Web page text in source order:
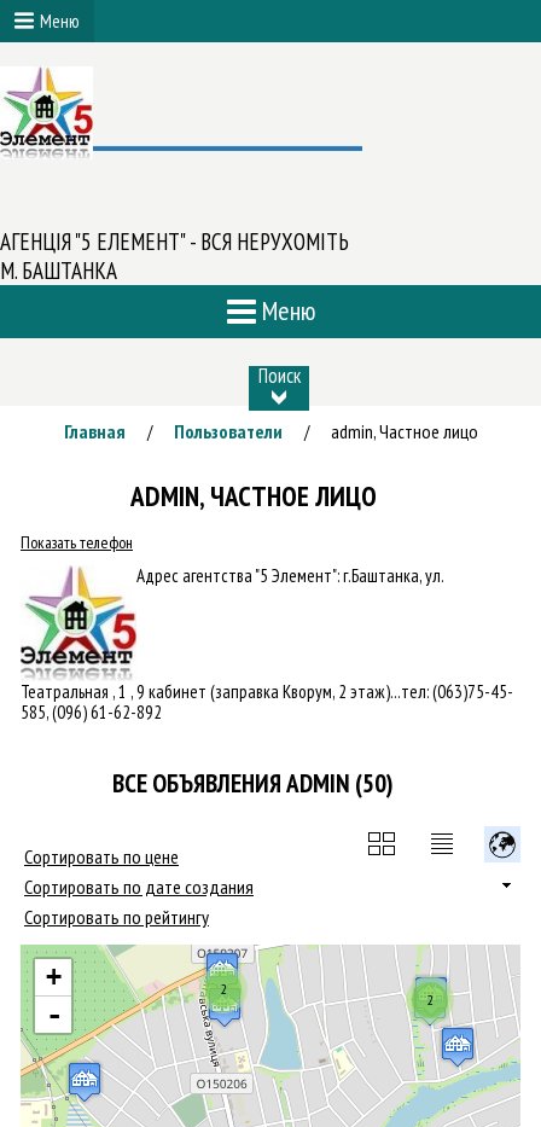
Меню
АГЕНЦІЯ "5 ЕЛЕМЕНТ" - ВСЯ НЕРУХОМІТЬ
М. БАШТАНКА
Меню
Поиск
Главная / Пользователи / admin, Частное лицо
ADMIN, ЧАСТНОЕ ЛИЦО
Показать телефон
Адрес агентства "5 Элемент": г.Баштанка, ул.
Театральная , 1 , 9 кабинет (заправка Кворум, 2 этаж)...тел: (063)75-45-
585, (096) 61-62-892
ВСЕ ОБЪЯВЛЕНИЯ ADMIN (50)
Сортировать по цене
Сортировать по дате создания
Сортировать по рейтингу
2
2
+
-